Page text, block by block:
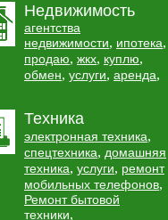
Недвижимость
агентства
недвижимости, ипотека,
продаю, жкх, куплю,
обмен, услуги, аренда,
Техника
электронная техника,
спецтехника, домашняя
техника, услуги, ремонт
мобильных телефонов,
Ремонт бытовой
техники,